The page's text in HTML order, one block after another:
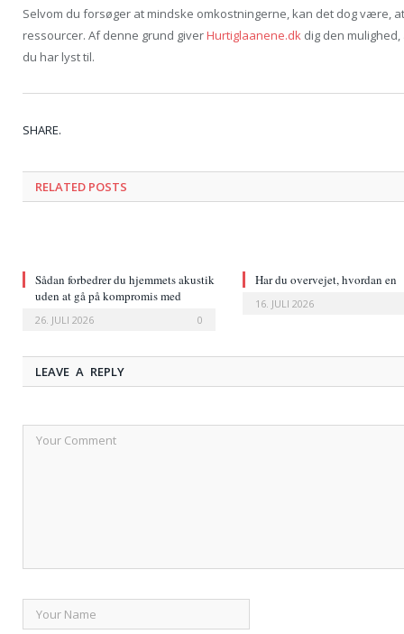
Selvom du forsøger at mindske omkostningerne, kan det dog være,
ressourcer. Af denne grund giverHurtiglaanene.dk dig den
du har lyst til.
SHARE.
RELATED POSTS
Sådan forbedrer du hjemmets akustik
uden at gå på kompromis med
26. JULI 2026 0
Har du overvejet, hvordan en
16. JULI 2026
LEAVE A REPLY